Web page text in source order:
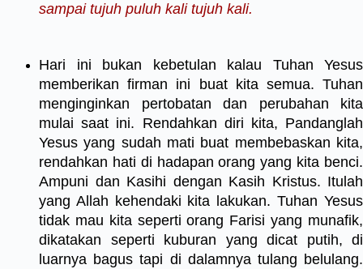
sampai tujuh puluh kali tujuh kali.
Hari ini bukan kebetulan kalau Tuhan Yesus
memberikan firman ini buat kita semua. Tuhan
menginginkan pertobatan dan perubahan kita
mulai saat ini. Rendahkan diri kita, Pandanglah
Yesus yang sudah mati buat membebaskan kita,
rendahkan hati di hadapan orang yang kita benci.
Ampuni dan Kasihi dengan Kasih Kristus. Itulah
yang Allah kehendaki kita lakukan. Tuhan Yesus
tidak mau kita seperti orang Farisi yang munafik,
dikatakan seperti kuburan yang dicat putih, di
luarnya bagus tapi di dalamnya tulang belulang.